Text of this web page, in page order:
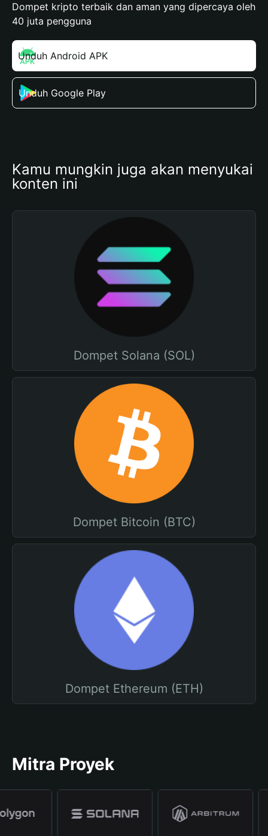
Dompet kripto terbaik dan aman yang dipercaya oleh
40 juta pengguna
Unduh Android APK
Unduh Google Play
Kamu mungkin juga akan menyukai
konten ini
Dompet Solana (SOL)
Dompet Bitcoin (BTC)
Dompet Ethereum (ETH)
Mitra Proyek